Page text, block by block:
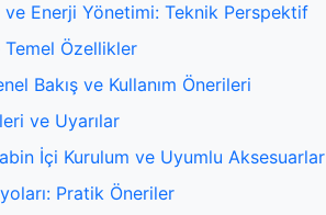
ve Enerji Yönetimi: Teknik Perspektif
Özellikler
Bakış ve Kullanım Önerileri
ve Uyarılar
İçi Kurulum ve Uyumlu Aksesuarlar
Pratik Öneriler